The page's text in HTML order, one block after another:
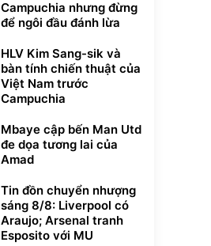
Campuchia nhưng đừng
để ngôi đầu đánh lừa
HLV Kim Sang-sik và
bàn tính chiến thuật của
Việt Nam trước
Campuchia
Mbaye cập bến Man Utd
đe dọa tương lai của
Amad
Tin đồn chuyển nhượng
sáng 8/8: Liverpool có
Araujo; Arsenal tranh
Esposito với MU